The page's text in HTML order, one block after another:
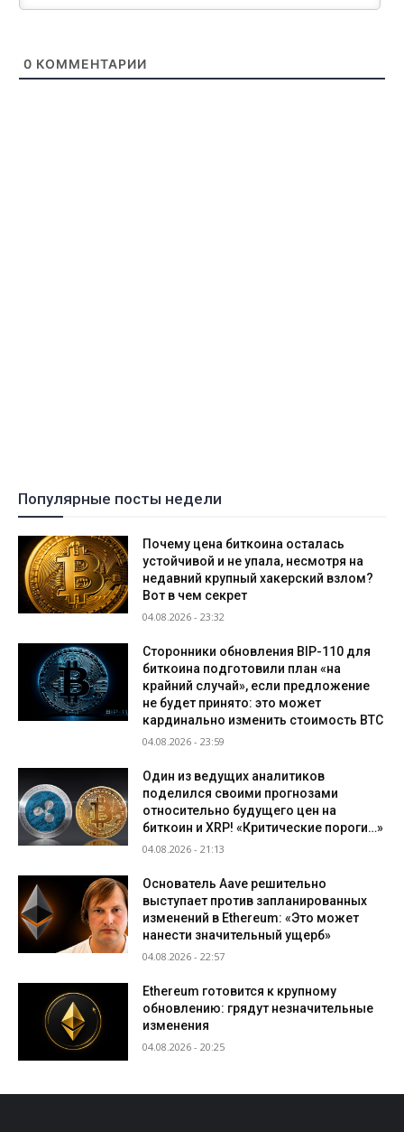
0 КОММЕНТАРИИ
Популярные посты недели
Почему цена биткоина осталась
устойчивой и не упала, несмотря на
недавний крупный хакерский взлом?
Вот в чем секрет
04.08.2026 - 23:32
Сторонники обновления BIP-110 для
биткоина подготовили план «на
крайний случай», если предложение
не будет принято: это может
кардинально изменить стоимость BTC
04.08.2026 - 23:59
Один из ведущих аналитиков
поделился своими прогнозами
относительно будущего цен на
биткоин и XRP! «Критические пороги…»
04.08.2026 - 21:13
Основатель Aave решительно
выступает против запланированных
изменений в Ethereum: «Это может
нанести значительный ущерб»
04.08.2026 - 22:57
Ethereum готовится к крупному
обновлению: грядут незначительные
изменения
04.08.2026 - 20:25